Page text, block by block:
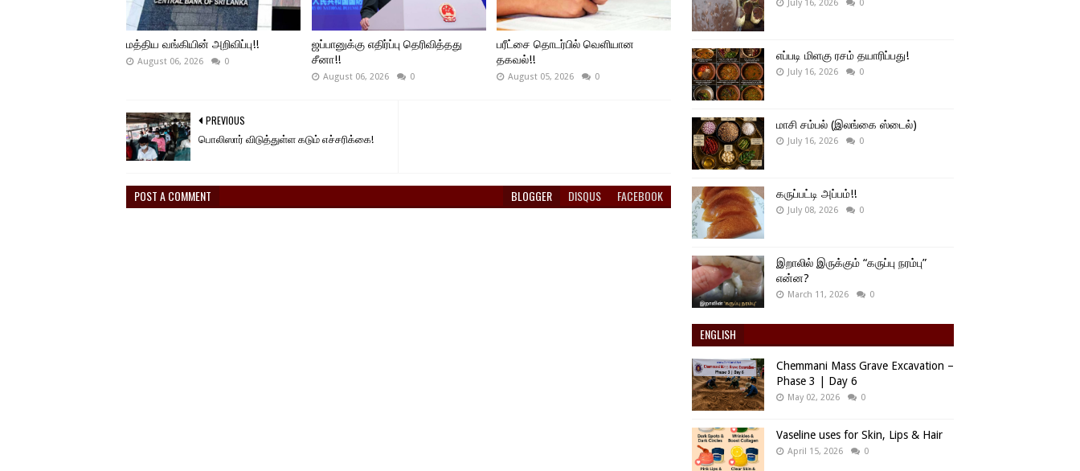
மத்திய வங்கியின் அறிவிப்பு!!
August 06, 2026 0
ஜப்பானுக்கு எதிர்ப்பு தெரிவித்தது
சீனா!!
August 06, 2026 0
பரீட்சை தொடர்பில் வெளியான
தகவல்!!
August 05, 2026 0
PREVIOUS
பொலிஸார் விடுத்துள்ள கடும் எச்சரிக்கை!
POST A COMMENT BLOGGER DISQUS FACEBOOK
July 16, 2026 0
எப்படி மிளகு ரசம் தயாரிப்பது!
July 16, 2026 0
மாசி சம்பல் (இலங்கை ஸ்டைல்)
July 16, 2026 0
கருப்பட்டி அப்பம்!!
July 08, 2026 0
இறாலில் இருக்கும் “கருப்பு நரம்பு”
என்ன?
March 11, 2026 0
ENGLISH
Chemmani Mass Grave Excavation –
Phase 3 | Day 6
May 02, 2026 0
Vaseline uses for Skin, Lips & Hair
April 15, 2026 0